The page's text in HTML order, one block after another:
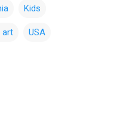
Kids
art USA